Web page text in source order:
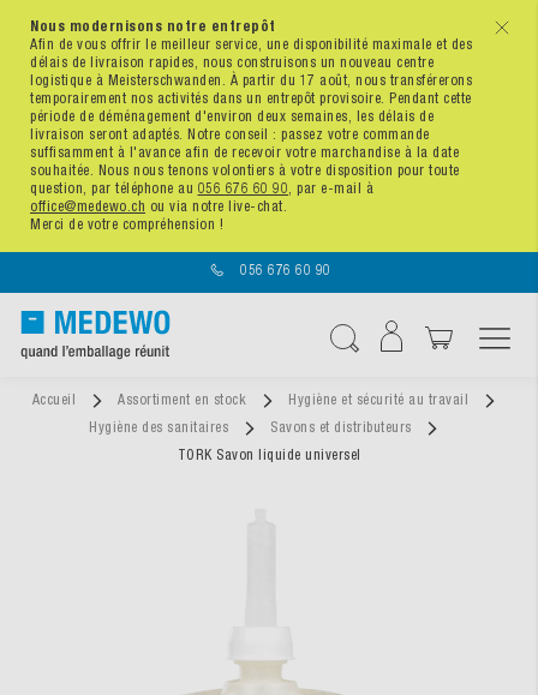
x
Nous modernisons notre entrepôt
Afin de vous offrir le meilleur service, une disponibilité maximale et des
délais de livraison rapides, nous construisons un nouveau centre
logistique à Meisterschwanden. À partir du 17 août, nous transférerons
temporairement nos activités dans un entrepôt provisoire. Pendant cette
période de déménagement d'environ deux semaines, les délais de
livraison seront adaptés. Notre conseil : passez votre commande
suffisamment à l'avance afin de recevoir votre marchandise à la date
souhaitée. Nous nous tenons volontiers à votre disposition pour toute
question, par téléphone au 056 676 60 90, par e-mail à
office@medewo.ch ou via notre live-chat.
Merci de votre compréhension !
056 676 60 90
Accueil Assortiment en stock
Hygiène et sécurité au travail
Hygiène des sanitaires
Savons et distributeurs
TORK Savon liquide universel